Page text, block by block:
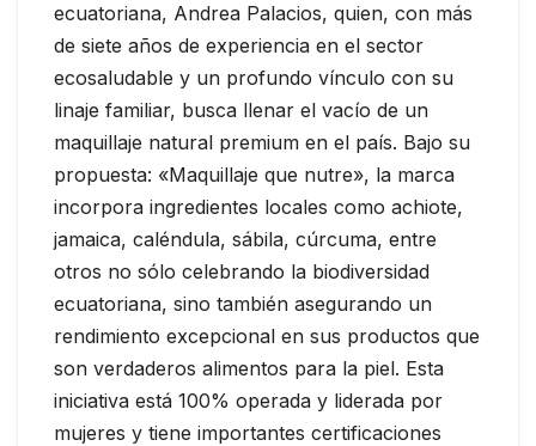
ecuatoriana, Andrea Palacios, quien, con más
de siete años de experiencia en el sector
ecosaludable y un profundo vínculo con su
linaje familiar, busca llenar el vacío de un
maquillaje natural premium en el país. Bajo su
propuesta: «Maquillaje que nutre», la marca
incorpora ingredientes locales como achiote,
jamaica, caléndula, sábila, cúrcuma, entre
otros no sólo celebrando la biodiversidad
ecuatoriana, sino también asegurando un
rendimiento excepcional en sus productos que
son verdaderos alimentos para la piel. Esta
iniciativa está 100% operada y liderada por
mujeres y tiene importantes certificaciones